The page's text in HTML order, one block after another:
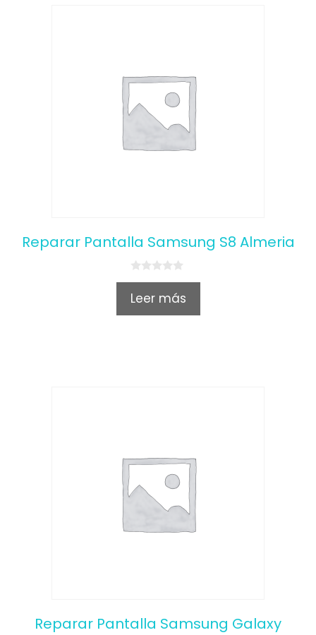
Reparar Pantalla Samsung S8 Almeria
0
u
Leer más
Reparar Pantalla Samsung Galaxy